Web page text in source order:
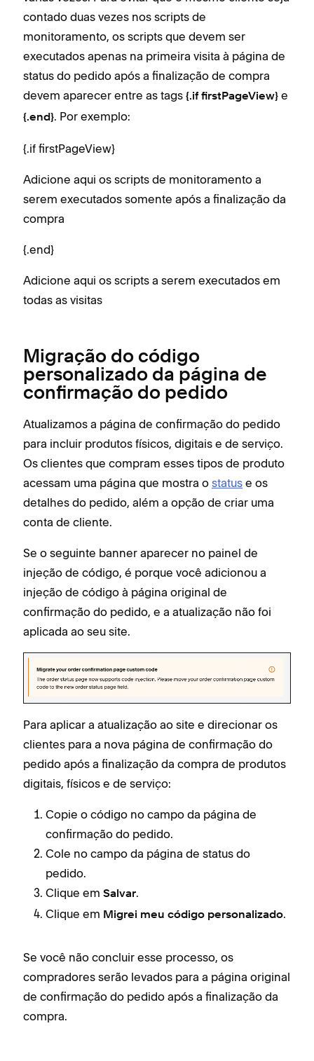
contado duas vezes nos scripts de
monitoramento, os scripts que devem ser
executados apenas na primeira visita à página de
status do pedido após a finalização de compra
devem aparecer entre as tags {.if firstPageView} e
{.end}. Por exemplo:
{.if firstPageView}
Adicione aqui os scripts de monitoramento a
serem executados somente após a finalização da
compra
{.end}
Adicione aqui os scripts a serem executados em
todas as visitas
Migração do código
personalizado da página de
confirmação do pedido
Atualizamos a página de confirmação do pedido
para incluir produtos físicos, digitais e de serviço.
Os clientes que compram esses tipos de produto
acessam uma página que mostra o status e os
detalhes do pedido, além a opção de criar uma
conta de cliente.
Se o seguinte banner aparecer no painel de
injeção de código, é porque você adicionou a
injeção de código à página original de
confirmação do pedido, e a atualização não foi
aplicada ao seu site.
Para aplicar a atualização ao site e direcionar os
clientes para a nova página de confirmação do
pedido após a finalização da compra de produtos
digitais, físicos e de serviço:
Copie o código no campo da página de
confirmação do pedido.
Cole no campo da página de status do
pedido.
Clique em Salvar.
Clique em Migrei meu código personalizado.
Se você não concluir esse processo, os
compradores serão levados para a página original
de confirmação do pedido após a finalização da
compra.